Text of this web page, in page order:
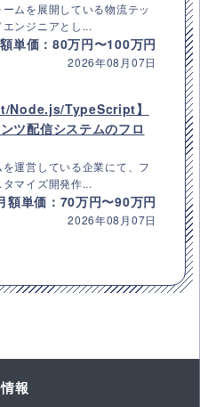
ムを展開している物流テッ
ンジニアとし...
単価：80万円〜100万円
2026年08月07日
Node.js/TypeScript】
ツ配信システムのフロ
運営している企業にて、フ
マイズ開発作...
額単価：70万円〜90万円
2026年08月07日
報